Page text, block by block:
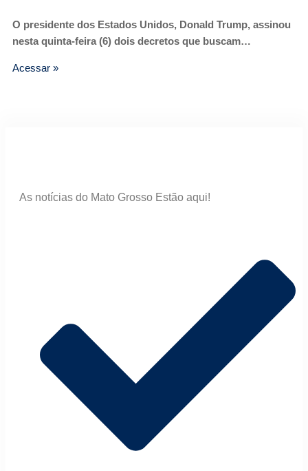
O presidente dos Estados Unidos, Donald Trump, assinou
nesta quinta-feira (6) dois decretos que buscam…
Acessar »
As notícias do Mato Grosso Estão aqui!